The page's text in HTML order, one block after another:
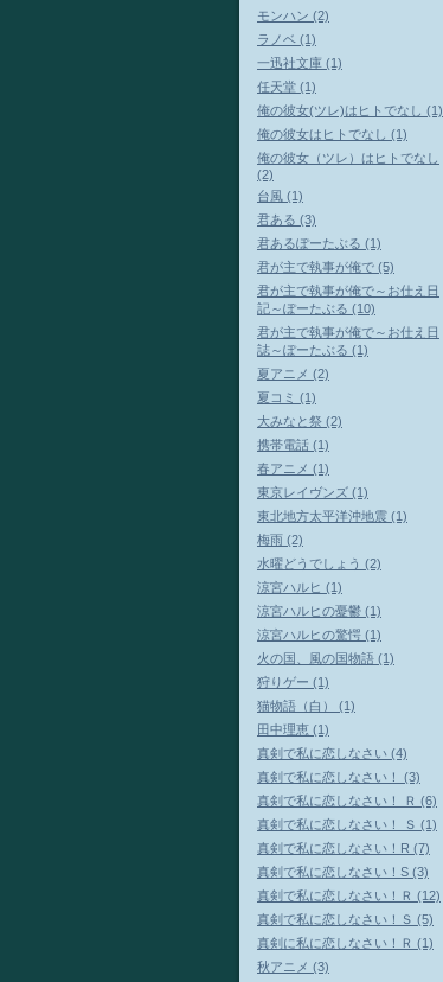
モンハン (2)
ラノベ (1)
一迅社文庫 (1)
任天堂 (1)
俺の彼女(ツレ)はヒトでなし (1)
俺の彼女はヒトでなし (1)
俺の彼女（ツレ）はヒトでなし
(2)
台風 (1)
君ある (3)
君あるぽーたぶる (1)
君が主で執事が俺で (5)
君が主で執事が俺で～お仕え日
記～ぽーたぶる (10)
君が主で執事が俺で～お仕え日
誌～ぽーたぶる (1)
夏アニメ (2)
夏コミ (1)
大みなと祭 (2)
携帯電話 (1)
春アニメ (1)
東京レイヴンズ (1)
東北地方太平洋沖地震 (1)
梅雨 (2)
水曜どうでしょう (2)
涼宮ハルヒ (1)
涼宮ハルヒの憂鬱 (1)
涼宮ハルヒの驚愕 (1)
火の国、風の国物語 (1)
狩りゲー (1)
猫物語（白） (1)
田中理恵 (1)
真剣で私に恋しなさい (4)
真剣で私に恋しなさい！ (3)
真剣で私に恋しなさい！ Ｒ (6)
真剣で私に恋しなさい！ Ｓ (1)
真剣で私に恋しなさい！R (7)
真剣で私に恋しなさい！S (3)
真剣で私に恋しなさい！Ｒ (12)
真剣で私に恋しなさい！Ｓ (5)
真剣に私に恋しなさい！Ｒ (1)
秋アニメ (3)